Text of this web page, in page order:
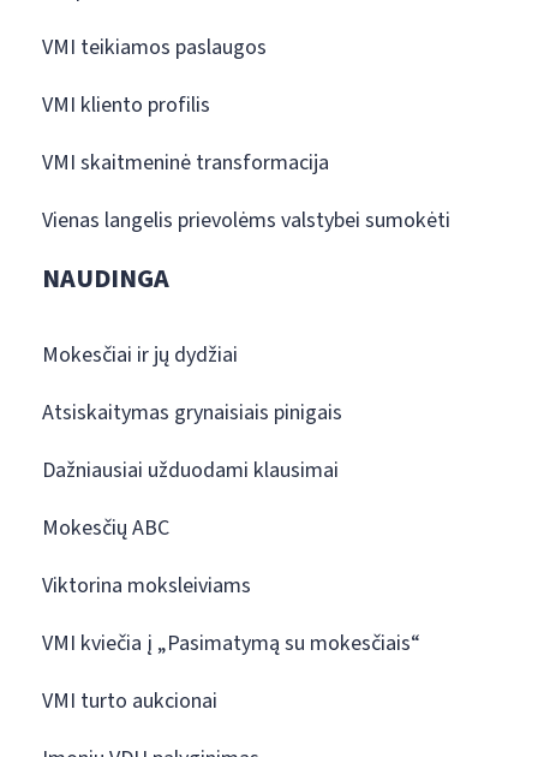
VMI teikiamos paslaugos
VMI kliento profilis
VMI skaitmeninė transformacija
Vienas langelis prievolėms valstybei sumokėti
NAUDINGA
Mokesčiai ir jų dydžiai
Atsiskaitymas grynaisiais pinigais
Dažniausiai užduodami klausimai
Mokesčių ABC
Viktorina moksleiviams
VMI kviečia į „Pasimatymą su mokesčiais“
VMI turto aukcionai